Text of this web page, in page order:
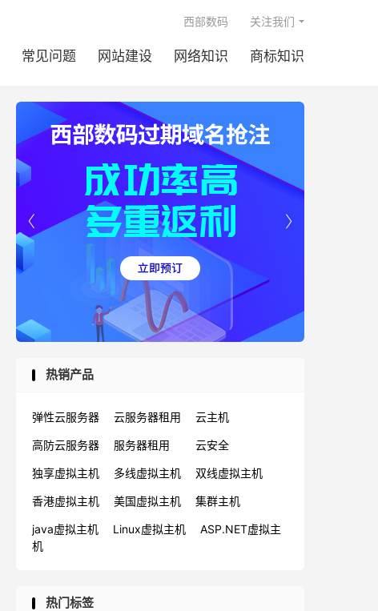
常见问题 网站建设 网络知识 商标知识
西部数码 关注我们


热销产品
弹性云服务器 云服务器租用 云主机
高防云服务器 服务器租用 云安全
独享虚拟主机 多线虚拟主机 双线虚拟主机
香港虚拟主机 美国虚拟主机 集群主机
java虚拟主机 Linux虚拟主机
ASP.NET虚拟主
机
热门标签